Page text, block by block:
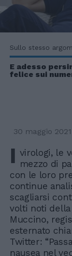
Sullo stesso
E adesso
felice sui
30 maggio 2021
I virologi, le
mezzo di
con le loro
continue
scagliarsi
volti noti
Muccino,
esternato
Twitter:
nausea nel